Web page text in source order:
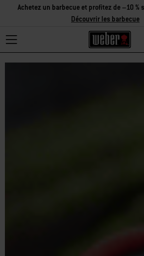
Achetez un barbecue et profitez de –10 %
Découvrir les barbecue